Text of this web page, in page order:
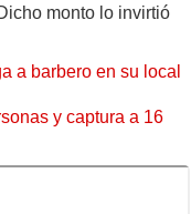
monto lo invirtió
a barbero en su local
y captura a 16